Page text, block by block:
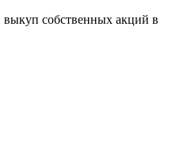
выкуп собственных акций в